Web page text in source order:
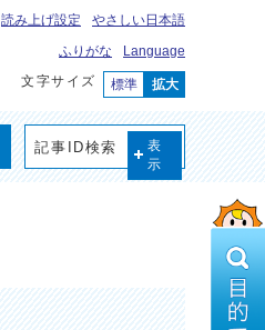
読み上げ設定
やさしい日本語
ふりがな
Language
文字サイズ
標準 拡大
記事ID検索
表
示